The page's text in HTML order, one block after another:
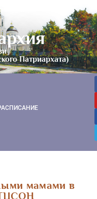
Патриархата)
мамами в